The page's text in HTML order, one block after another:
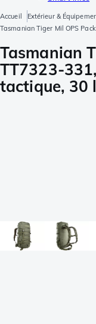
Accueil
Extérieur &
Tasmanian Tiger Mil OPS
Tasmanian
TT7323-
tactique, 30